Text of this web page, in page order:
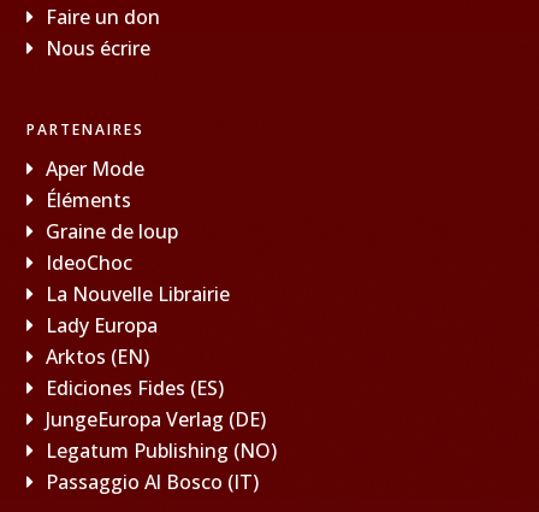
Faire un don
Nous écrire
PARTENAIRES
Aper Mode
Éléments
Graine de loup
IdeoChoc
La Nouvelle Librairie
Lady Europa
Arktos (EN)
Ediciones Fides (ES)
JungeEuropa Verlag (DE)
Legatum Publishing (NO)
Passaggio Al Bosco (IT)